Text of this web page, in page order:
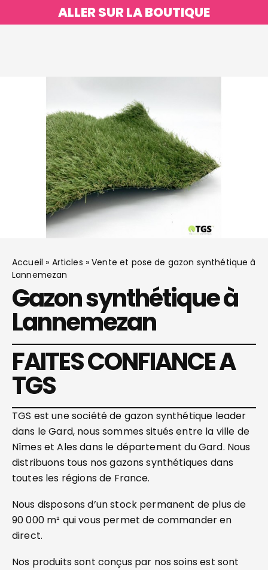
ALLER SUR LA BOUTIQUE
Accueil » Articles »Vente et pose de gazon synthétique à
Lannemezan
Gazon synthétique à
Lannemezan
FAITES CONFIANCE A
TGS
TGS est une société de gazon synthétique leader
dans le Gard, nous sommes situés entre la ville de
Nîmes et Ales dans le département du Gard. Nous
distribuons tous nos gazons synthétiques dans
toutes les régions de France.
Nous disposons d’un stock permanent de plus de
90 000 m² qui vous permet de commander en
direct.
Nos produits sont conçus par nos soins est sont